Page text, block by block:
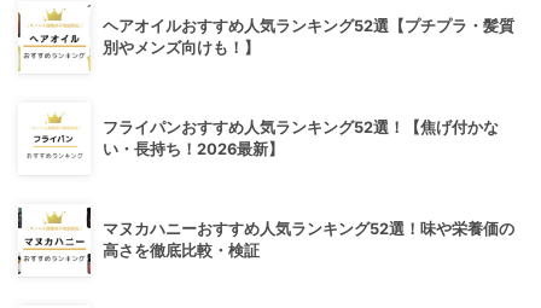
ヘアオイルおすすめ人気ランキング52選【プチプラ・髪質
別やメンズ向けも！】
フライパンおすすめ人気ランキング52選！【焦げ付かな
い・長持ち！2026最新】
マヌカハニーおすすめ人気ランキング52選！味や栄養価の
高さを徹底比較・検証